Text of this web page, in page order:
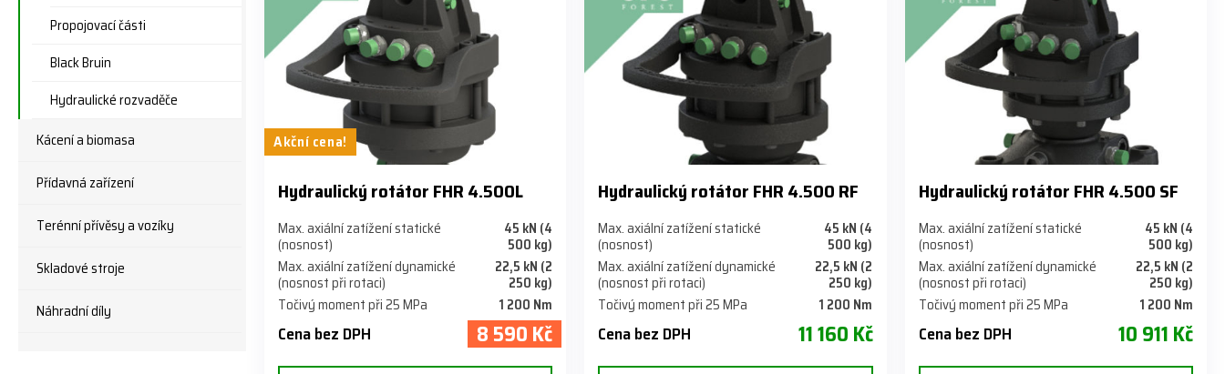
Propojovací části
Black Bruin
Hydraulické rozvaděče
Kácení a biomasa
Přídavná zařízení
Terénní přívěsy a vozíky
Skladové stroje
Náhradní díly
Akční cena!
Hydraulický rotátor FHR 4.500L
Max. axiální zatížení statické
(nosnost)
45 kN (4
500 kg)
Max. axiální zatížení dynamické
(nosnost při rotaci)
22,5 kN (2
250 kg)
Točivý moment při 25 MPa
1 200 Nm
Cena bez DPH 8 590 Kč
Hydraulický rotátor FHR 4.500 RF
Max. axiální zatížení statické
(nosnost)
45 kN (4
500 kg)
Max. axiální zatížení dynamické
(nosnost při rotaci)
22,5 kN (2
250 kg)
Točivý moment při 25 MPa
1 200 Nm
Cena bez DPH 11 160 Kč
Hydraulický rotátor FHR 4.500 SF
Max. axiální zatížení statické
(nosnost)
45 kN (4
500 kg)
Max. axiální zatížení dynamické
(nosnost při rotaci)
22,5 kN (2
250 kg)
Točivý moment při 25 MPa
1 200 Nm
Cena bez DPH 10 911 Kč